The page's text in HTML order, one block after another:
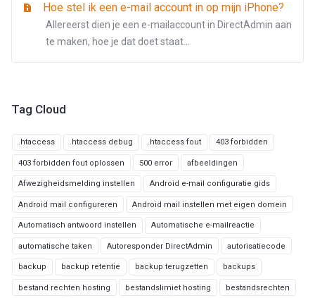
Hoe stel ik een e-mail account in op mijn iPhone?
Allereerst dien je een e-mailaccount in DirectAdmin aan
te maken, hoe je dat doet staat...
Tag Cloud
.htaccess .htaccess debug .htaccess fout 403 forbidden
403 forbidden fout oplossen 500 error afbeeldingen
Afwezigheidsmelding instellen Android e-mail configuratie gids
Android mail configureren Android mail instellen met eigen domein
Automatisch antwoord instellen Automatische e-mailreactie
automatische taken Autoresponder DirectAdmin autorisatiecode
backup backup retentie backup terugzetten backups
bestand rechten hosting bestandslimiet hosting bestandsrechten